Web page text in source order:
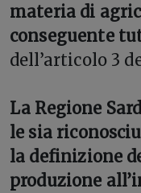
materia di
conseguente
dell’articolo 3
La Regione
le sia
la definizione
produzione